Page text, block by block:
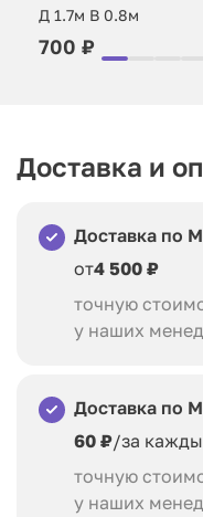
Д 1.7м В 0.8м
700 ₽
Доставка и
Доставка по
от4 500 ₽
точную
у наших
Доставка по
60 ₽/за
точную
у наших